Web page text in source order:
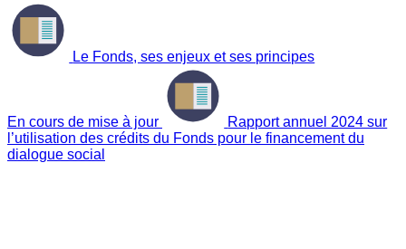
Le Fonds, ses enjeux et ses principes
En cours de mise à jour
Rapport annuel 2024 sur
l’utilisation des crédits du Fonds pour le financement du
dialogue social